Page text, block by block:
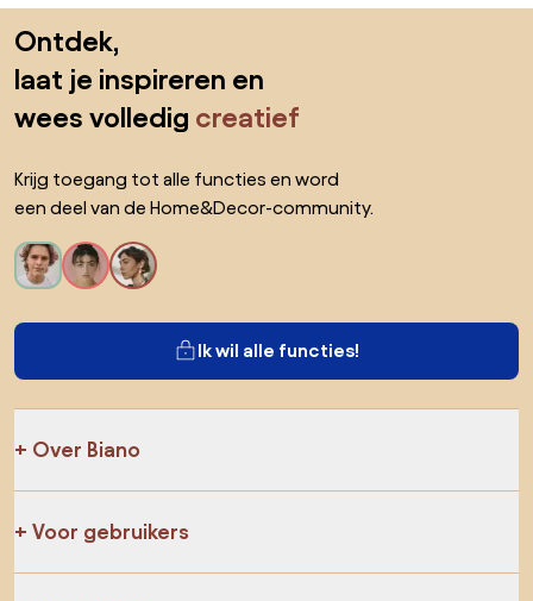
Ontdek,
laat je inspireren en
wees volledig creatief
Krijg toegang tot alle functies en word
een deel van de Home&Decor-community.
Ik wil alle functies!
Over Biano
Voor gebruikers